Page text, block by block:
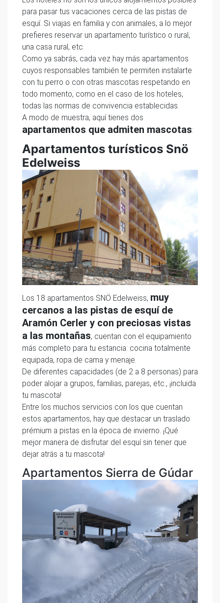
para pasar tus vacaciones cerca de las pistas de
esquí. Si viajas en familia y con animales, a lo mejor
prefieres reservar un apartamento turístico o rural,
una casa rural, etc.
Como ya sabrás, cada vez hay más apartamentos
cuyos responsables también te permiten instalarte
con tu perro o con otras mascotas respetando en
todo momento, como en el caso de los hoteles,
todas las normas de convivencia establecidas.
A modo de muestra, aquí tienes dos
apartamentos que admiten mascotas:
Apartamentos turísticos Snö
Edelweiss
Los 18 apartamentos SNÖ Edelweiss, muy
cercanos a las pistas de esquí de
Aramón Cerler y con preciosas vistas
a las montañas, cuentan con el equipamiento
más completo para tu estancia: cocina totalmente
equipada, ropa de cama y menaje.
De diferentes capacidades (de 2 a 8 personas) para
poder alojar a grupos, familias, parejas, etc., ¡incluida
tu mascota!
Entre los muchos servicios con los que cuentan
estos apartamentos, hay que destacar un traslado
prémium a pistas en la época de invierno. ¡Qué
mejor manera de disfrutar del esquí sin tener que
dejar atrás a tu mascota!
Apartamentos Sierra de Gúdar